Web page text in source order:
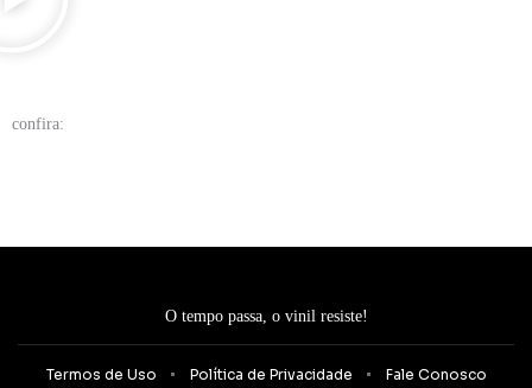
confira:
O tempo passa, o vinil resiste!
Termos de Uso Política de Privacidade Fale Conosco